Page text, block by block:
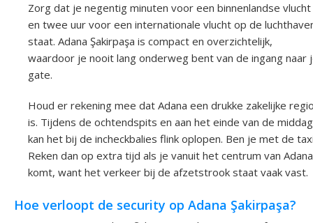
Zorg dat je negentig minuten voor een binnenlandse vlucht
en twee uur voor een internationale vlucht op de
staat. Adana Şakirpaşa is compact en overzichtelijk,
waardoor je nooit lang onderweg bent van de ingang naar
gate.
Houd er rekening mee dat Adana een drukke zakelijke
is. Tijdens de ochtendspits en aan het einde van de middag
kan het bij de incheckbalies flink oplopen. Ben je met de
Reken dan op extra tijd als je vanuit het centrum van Adana
komt, want het verkeer bij de afzetstrook staat vaak vast.
Hoe verloopt de security op Adana Şakirpaşa?